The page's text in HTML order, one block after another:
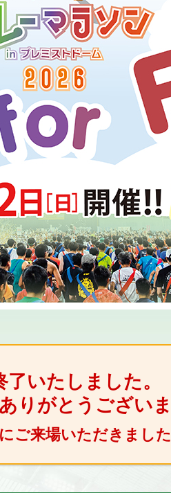
了いたしました。
りがとうございま
ご来場いただきました